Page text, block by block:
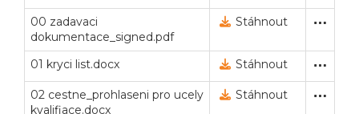
00 zadavaci
dokumentace_signed.pdf
Zadávací dokumentace
16. 4. 2024 17:55
Stáhnout
01 kryci list.docx Zadávací dokumentace
16. 4. 2024 17:56
Stáhnout
02 cestne_prohlaseni pro ucely
kvalifiace.docx
Zadávací dokumentace
16. 4. 2024 17:56
Stáhnout